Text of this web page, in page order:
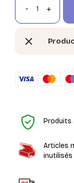
Produits
Articles
inutilisés